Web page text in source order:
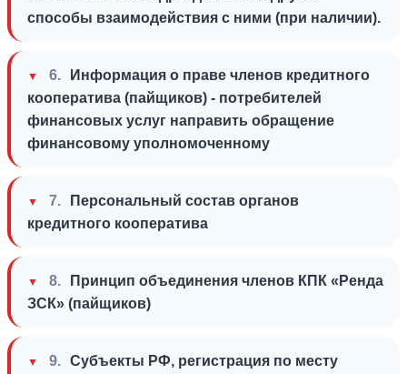
способы взаимодействия с ними (при наличии).
6.
Информация о праве членов кредитного
кооператива (пайщиков) - потребителей
финансовых услуг направить обращение
финансовому уполномоченному
7.
Персональный состав органов
кредитного кооператива
8.
Принцип объединения членов КПК «Ренда
ЗСК» (пайщиков)
9. Субъекты РФ, регистрация по месту
Обратная связь
Телефон*
Я согласен на обработкуперсональных данных
Например:Лангепас
Когалым
Мегион
Сургут
Лангепас
Покачи